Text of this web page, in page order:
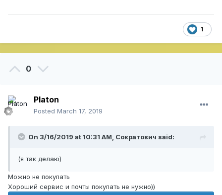
1
0
Platon
Posted March 17, 2019
On 3/16/2019 at 10:31 AM, Сократович said:
(я так делаю)
Можно не покупать
Хороший сервис и почты покупать не нужно))